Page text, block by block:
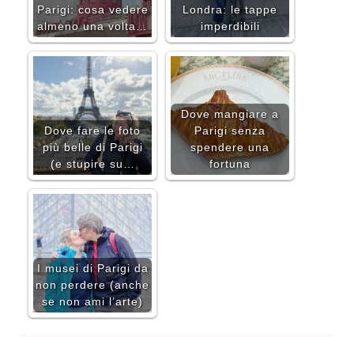
Parigi: cosa vedere
almeno una volta…
Londra: le tappe
imperdibili
Dove fare le foto
più belle di Parigi
(e stupire su…
Dove mangiare a
Parigi senza
spendere una
fortuna
I musei di Parigi da
non perdere (anche
se non ami l’arte)